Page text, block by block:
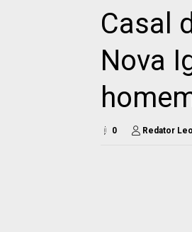
Casal
Nova
0 Redator